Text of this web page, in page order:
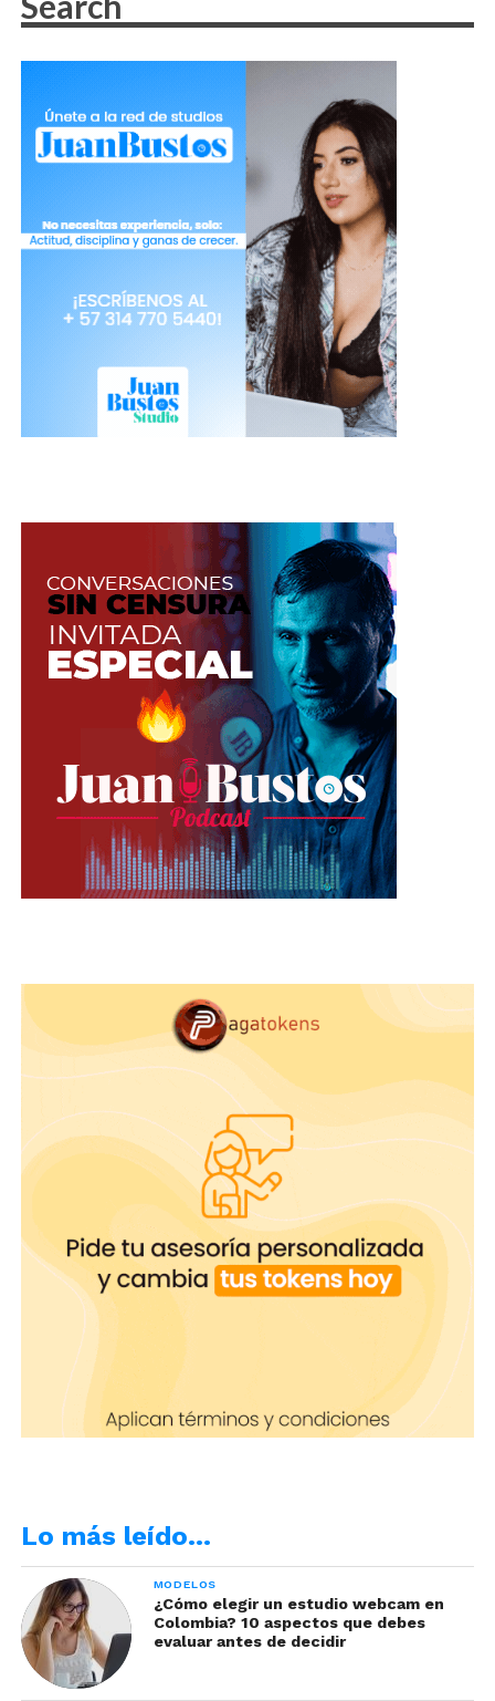
Lo más leído…
MODELOS
¿Cómo elegir un estudio webcam en
Colombia? 10 aspectos que debes
evaluar antes de decidir